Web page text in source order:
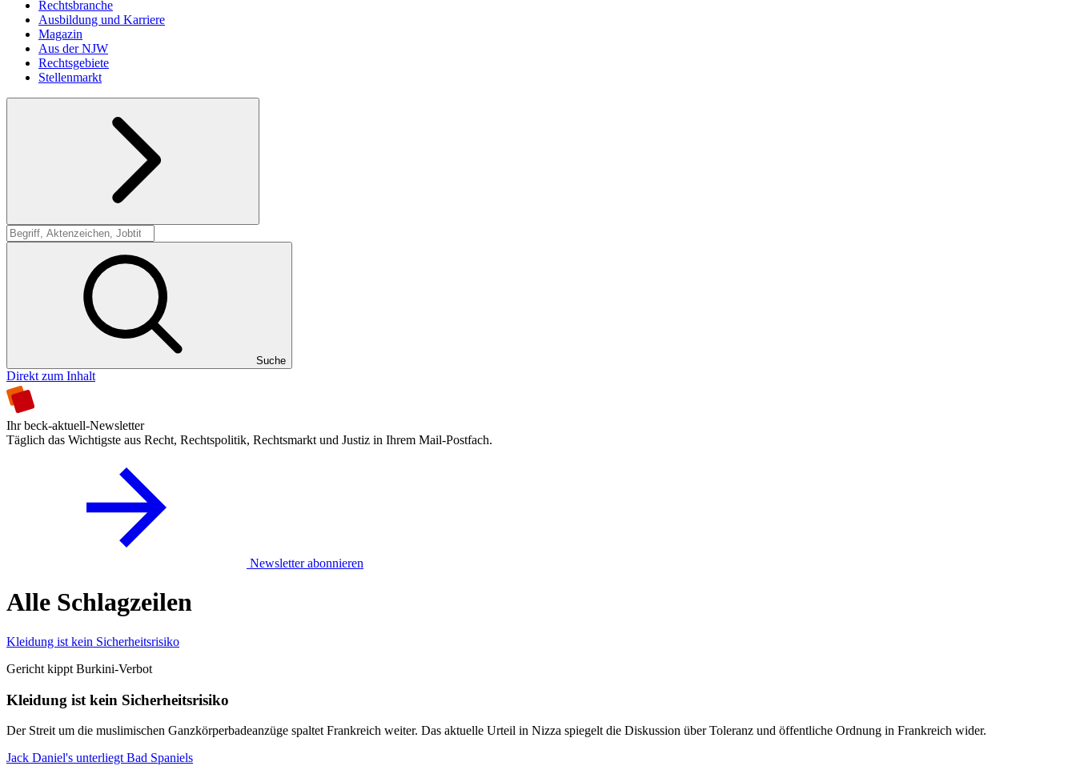
Rechtsbranche
Ausbildung und Karriere
Magazin
Aus der NJW
Rechtsgebiete
Stellenmarkt
Suche
Suche
Direkt zum Inhalt
Ihr beck-aktuell-Newsletter
Täglich das Wichtigste aus Recht, Rechtspolitik, Rechtsmarkt und Justiz in Ihrem Mail-Postfach.
Newsletter abonnieren
Alle Schlagzeilen
Kleidung ist kein Sicherheitsrisiko
Gericht kippt Burkini-Verbot
Kleidung ist kein Sicherheitsrisiko
Der Streit um die muslimischen Ganzkörperbadeanzüge spaltet Frankreich weiter. Das aktuelle Urteil in Nizza spiegelt die Diskussion über Toleranz und öffentliche Ordnung in Frankreich wider.
Jack Daniel's unterliegt Bad Spaniels